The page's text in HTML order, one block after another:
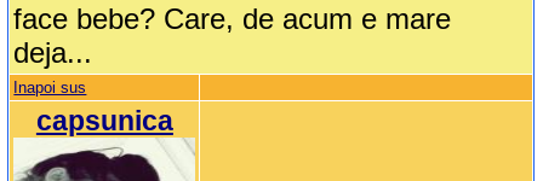
face bebe? Care, de acum e mare
deja...
Inapoi sus
capsunica